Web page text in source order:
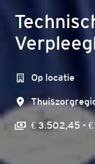
Op locatie
€ 3.502,45 -